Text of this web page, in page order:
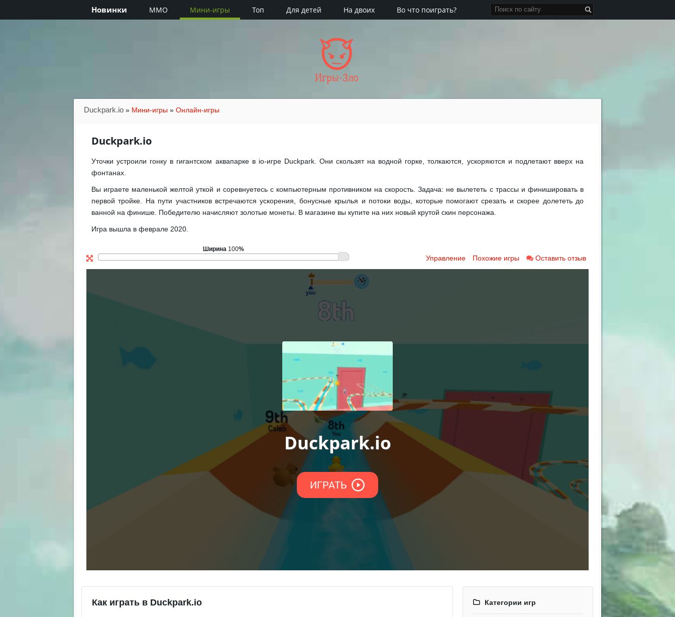
Новинки MMO Мини-игры Топ Для детей На двоих Во что поиграть?
Игры·Зло
Duckpark.io » Мини-игры » Онлайн-игры
Duckpark.io
Уточки устроили гонку в гигантском аквапарке в io-игре Duckpark. Они скользят на водной горке, толкаются, ускоряются и подлетают вверх на
фонтанах.
Вы играете маленькой желтой уткой и соревнуетесь с компьютерным противником на скорость. Задача: не вылететь с трассы и финишировать в
первой тройке. На пути участников встречаются ускорения, бонусные крылья и потоки воды, которые помогают срезать и скорее долететь до
ванной на финише. Победителю начисляют золотые монеты. В магазине вы купите на них новый крутой скин персонажа.
Игра вышла в феврале 2020.
Ширина 100%
Управление Похожие игры Оставить отзыв
Как играть в Duckpark.io Категории игр